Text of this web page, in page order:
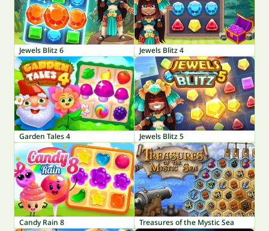
Jewels Blitz 6 Jewels Blitz 4
Garden Tales 4 Jewels Blitz 5
Candy Rain 8 Treasures of the Mystic Sea